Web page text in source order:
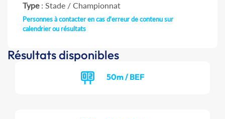
Type: Stade / Championnat
Personnes à contacter en cas d'erreur de contenu sur
calendrier ou résultats
Résultats disponibles
50m / BEF